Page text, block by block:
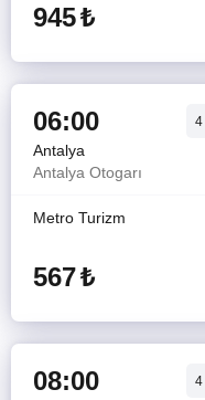
945₺
06:00 4
Antalya
Antalya Otogarı
Metro Turizm
567₺
08:00 4